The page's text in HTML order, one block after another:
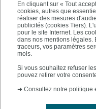
En cliquant sur « Tout
cookies, autres que
réaliser des mesures
publicités (cookies Tiers).
pour le site Internet. Les
dans nos mentions légales.
traceurs, vos paramètres
mois.
Si vous souhaitez refuser
pouvez retirer votre
➜ Consultez notre politique
SUIVEZ-NOUS